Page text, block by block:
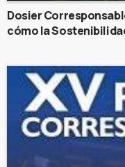
Dosier
cómo la